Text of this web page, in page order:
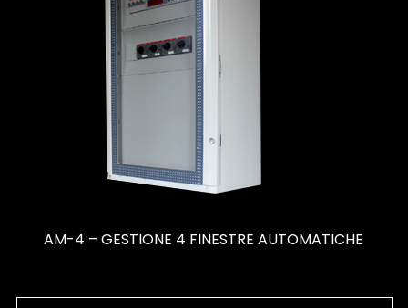
AM-4 – GESTIONE 4 FINESTRE AUTOMATICHE